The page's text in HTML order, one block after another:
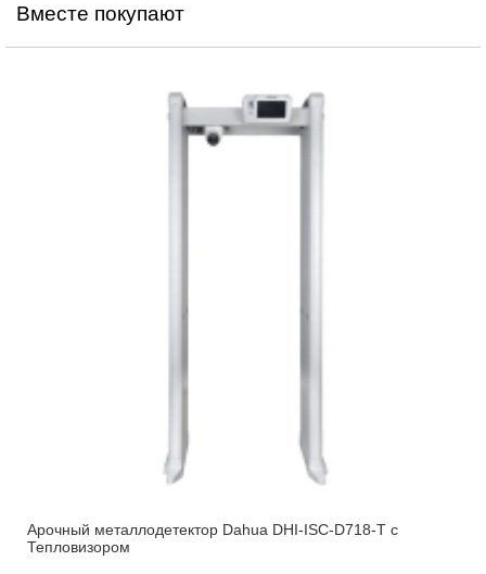
Вместе покупают
Арочный металлодетектор Dahua DHI-ISC-D718-T с
Тепловизором